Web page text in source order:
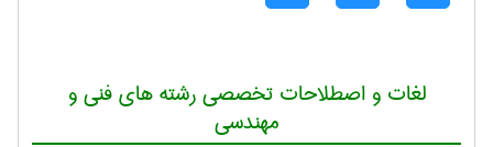
لغات و اصطلاحات تخصصی رشته های فنی و
مهندسی